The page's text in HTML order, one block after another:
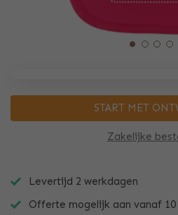
Zakelijke
START MET
Levertijd 2 werkdagen
Offerte mogelijk aan vanaf 10